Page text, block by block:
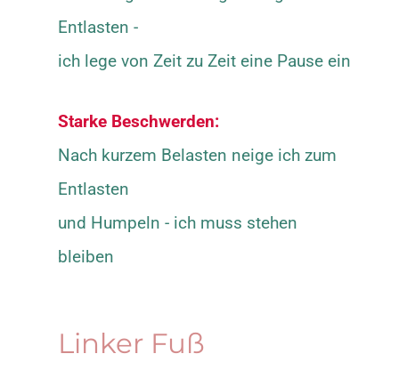
Entlasten -
ich lege von Zeit zu Zeit eine Pause ein
Starke Beschwerden:
Nach kurzem Belasten neige ich zum
Entlasten
und Humpeln - ich muss stehen
bleiben
Linker Fuß